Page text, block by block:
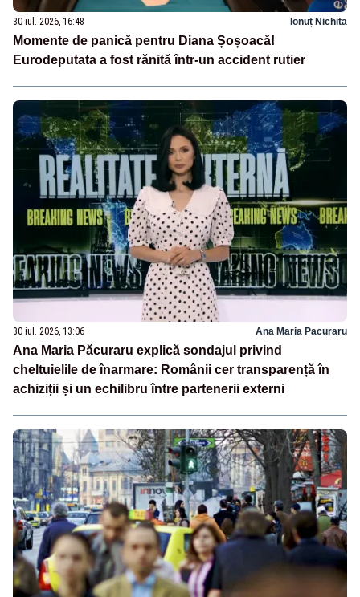
30 iul. 2026, 16:48 Ionuț Nichita
Momente de panică pentru Diana Șoșoacă!
Eurodeputata a fost rănită într-un accident rutier
30 iul. 2026, 13:06 Ana Maria Pacuraru
Ana Maria Păcuraru explică sondajul privind
cheltuielile de înarmare: Românii cer transparență în
achiziții și un echilibru între partenerii externi